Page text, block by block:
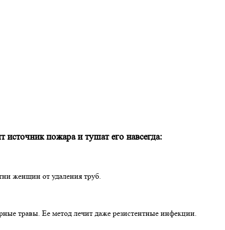
пожара и тушат его навсегда:
женщин от удаления труб.
травы. Ее метод лечит даже резистентные инфекции.